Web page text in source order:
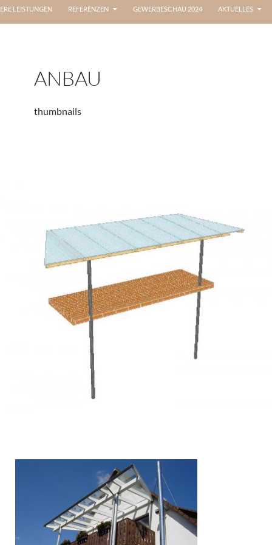
LEISTUNGEN REFERENZEN GEWERBESCHAU 2024 AKTUELLES
ANBAU
thumbnails